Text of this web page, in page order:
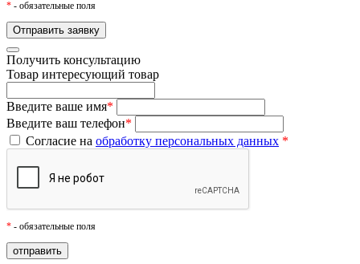
* - обязательные поля
Получить консультацию
Товар интересующий товар
Введите ваше имя*
Введите ваш телефон*
Согласие на обработку персональных данных *
* - обязательные поля